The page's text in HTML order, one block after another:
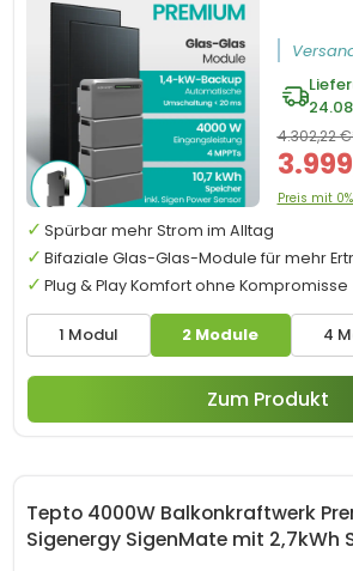
1 Modul 2 Module 4
4.302,22
Preis mit
Spürbar mehr Strom im Alltag
Bifaziale Glas-Glas-Module für mehr
Plug & Play Komfort ohne Kompromisse
Zum Produkt
Tepto 4000W Balkonkraftwerk
Sigenergy SigenMate mit 2,7kWh